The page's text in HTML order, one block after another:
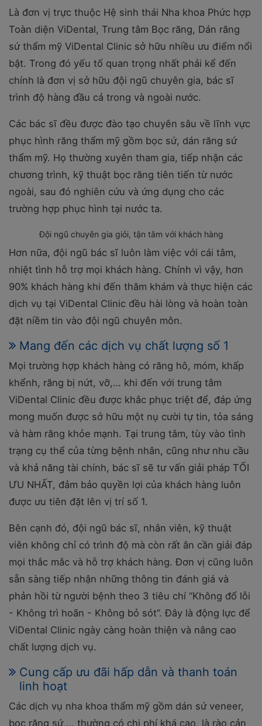
Là đơn vị trực thuộc Hệ sinh thái Nha khoa Phức hợp
Toàn diện ViDental, Trung tâm Bọc răng, Dán răng
sứ thẩm mỹ ViDental Clinic sở hữu nhiều ưu điểm nổi
bật. Trong đó yếu tố quan trọng nhất phải kể đến
chính là đơn vị sở hữu đội ngũ chuyên gia, bác sĩ
trình độ hàng đầu cả trong và ngoài nước.
Các bác sĩ đều được đào tạo chuyên sâu về lĩnh vực
phục hình răng thẩm mỹ gồm bọc sứ, dán răng sứ
thẩm mỹ. Họ thường xuyên tham gia, tiếp nhận các
chương trình, kỹ thuật bọc răng tiên tiến từ nước
ngoài, sau đó nghiên cứu và ứng dụng cho các
trường hợp phục hình tại nước ta.
Đội ngũ chuyên gia giỏi, tận tâm với khách hàng
Hơn nữa, đội ngũ bác sĩ luôn làm việc với cái tâm,
nhiệt tình hỗ trợ mọi khách hàng. Chính vì vậy, hơn
90% khách hàng khi đến thăm khám và thực hiện các
dịch vụ tại ViDental Clinic đều hài lòng và hoàn toàn
đặt niềm tin vào đội ngũ chuyên môn.
Mang đến các dịch vụ chất lượng số 1
Mọi trường hợp khách hàng có răng hô, móm, khấp
khểnh, răng bị nứt, vỡ,… khi đến với trung tâm
ViDental Clinic đều được khắc phục triệt để, đáp ứng
mong muốn được sở hữu một nụ cười tự tin, tỏa sáng
và hàm răng khỏe mạnh. Tại trung tâm, tùy vào tình
trạng cụ thể của từng bệnh nhân, cũng như nhu cầu
và khả năng tài chính, bác sĩ sẽ tư vấn giải pháp TỐI
ƯU NHẤT, đảm bảo quyền lợi của khách hàng luôn
được ưu tiên đặt lên vị trí số 1.
Bên cạnh đó, đội ngũ bác sĩ, nhân viên, kỹ thuật
viên không chỉ có trình độ mà còn rất ân cần giải đáp
mọi thắc mắc và hỗ trợ khách hàng. Đơn vị cũng luôn
sẵn sàng tiếp nhận những thông tin đánh giá và
phản hồi từ người bệnh theo 3 tiêu chí “Không đổ lỗi
- Không trì hoãn - Không bỏ sót”. Đây là động lực để
ViDental Clinic ngày càng hoàn thiện và nâng cao
chất lượng dịch vụ.
Cung cấp ưu đãi hấp dẫn và thanh toán
linh hoạt
Các dịch vụ nha khoa thẩm mỹ gồm dán sứ veneer,
bọc răng sứ,… thường có chi phí khá cao, là rào cản